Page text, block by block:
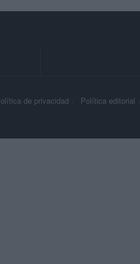
de privacidad Política editorial